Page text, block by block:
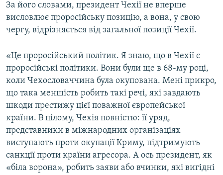
За його словами, президент Чехії не вперше
висловлює проросійську позицію, а вона, у свою
чергу, відрізняється від загальної позиції Чехії.
«Це проросійський політик. Я знаю, що в Чехії є
проросійські політики. Вони були ще в 68-му році,
коли Чехословаччина була окупована. Мені прикро,
що така меншість робить такі речі, які завдають
шкоди престижу цієї поважної європейської
країни. В цілому, Чехія повністю: її уряд,
представники в міжнародних організаціях
виступають проти окупації Криму, підтримують
санкції проти країни агресора. А ось президент, як
«біла ворона», робить заяви або вчинки, які вигідні